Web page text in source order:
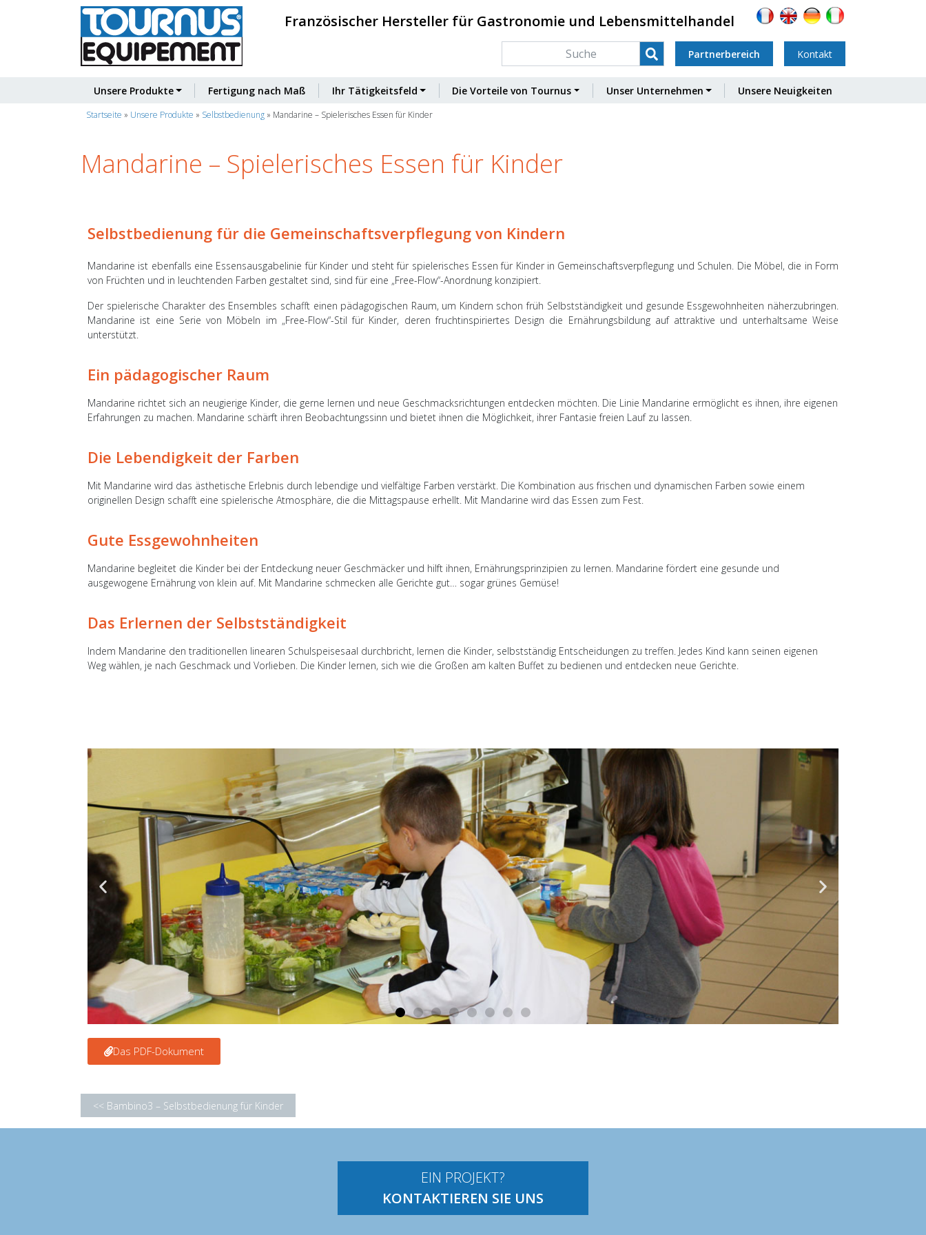
Französischer Hersteller für Gastronomie und Lebensmittelhandel
Partnerbereich Kontakt
Unsere Produkte Fertigung nach Maß Ihr Tätigkeitsfeld Die Vorteile von Tournus Unser Unternehmen Unsere Neuigkeiten
Startseite » Unsere Produkte » Selbstbedienung » Mandarine – Spielerisches Essen für Kinder
Mandarine – Spielerisches Essen für Kinder
Selbstbedienung für die Gemeinschaftsverpflegung von Kindern
Mandarine ist ebenfalls eine Essensausgabelinie für Kinder und steht für spielerisches Essen für Kinder in Gemeinschaftsverpflegung und Schulen. Die Möbel, die in Form
von Früchten und in leuchtenden Farben gestaltet sind, sind für eine „Free-Flow“-Anordnung konzipiert.
Der spielerische Charakter des Ensembles schafft einen pädagogischen Raum, um Kindern schon früh Selbstständigkeit und gesunde Essgewohnheiten näherzubringen.
Mandarine ist eine Serie von Möbeln im „Free-Flow“-Stil für Kinder, deren fruchtinspiriertes Design die Ernährungsbildung auf attraktive und unterhaltsame Weise
unterstützt.
Ein pädagogischer Raum
Mandarine richtet sich an neugierige Kinder, die gerne lernen und neue Geschmacksrichtungen entdecken möchten. Die Linie Mandarine ermöglicht es ihnen, ihre eigenen
Erfahrungen zu machen. Mandarine schärft ihren Beobachtungssinn und bietet ihnen die Möglichkeit, ihrer Fantasie freien Lauf zu lassen.
Die Lebendigkeit der Farben
Mit Mandarine wird das ästhetische Erlebnis durch lebendige und vielfältige Farben verstärkt. Die Kombination aus frischen und dynamischen Farben sowie einem
originellen Design schafft eine spielerische Atmosphäre, die die Mittagspause erhellt. Mit Mandarine wird das Essen zum Fest.
Gute Essgewohnheiten
Mandarine begleitet die Kinder bei der Entdeckung neuer Geschmäcker und hilft ihnen, Ernährungsprinzipien zu lernen. Mandarine fördert eine gesunde und
ausgewogene Ernährung von klein auf. Mit Mandarine schmecken alle Gerichte gut… sogar grünes Gemüse!
Das Erlernen der Selbstständigkeit
Indem Mandarine den traditionellen linearen Schulspeisesaal durchbricht, lernen die Kinder, selbstständig Entscheidungen zu treffen. Jedes Kind kann seinen eigenen
Weg wählen, je nach Geschmack und Vorlieben. Die Kinder lernen, sich wie die Großen am kalten Buffet zu bedienen und entdecken neue Gerichte.
Das PDF-Dokument
<< Bambino3 – Selbstbedienung für Kinder
EIN PROJEKT?
KONTAKTIEREN SIE UNS